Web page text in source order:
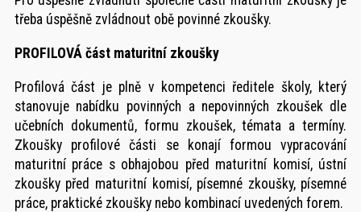
třeba úspěšně zvládnout obě povinné zkoušky.
PROFILOVÁ část maturitní zkoušky
Profilová část je plně v kompetenci ředitele školy, který
stanovuje nabídku povinných a nepovinných zkoušek dle
učebních dokumentů, formu zkoušek, témata a termíny.
Zkoušky profilové části se konají formou vypracování
maturitní práce s obhajobou před maturitní komisí, ústní
zkoušky před maturitní komisí, písemné zkoušky, písemné
práce, praktické zkoušky nebo kombinací uvedených forem.